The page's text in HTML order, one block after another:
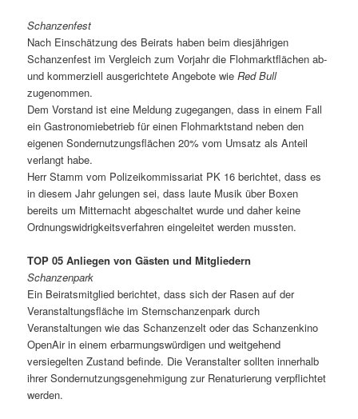
Schanzenfest
Nach Einschätzung des Beirats haben beim diesjährigen
Schanzenfest im Vergleich zum Vorjahr die Flohmarktflächen ab-
und kommerziell ausgerichtete Angebote wieRed Bull
zugenommen.
Dem Vorstand ist eine Meldung zugegangen, dass in einem Fall
ein Gastronomiebetrieb für einen Flohmarktstand neben den
eigenen Sondernutzungsflächen 20% vom Umsatz als Anteil
verlangt habe.
Herr Stamm vom Polizeikommissariat PK 16 berichtet, dass es
in diesem Jahr gelungen sei, dass laute Musik über Boxen
bereits um Mitternacht abgeschaltet wurde und daher keine
Ordnungswidrigkeitsverfahren eingeleitet werden mussten.
TOP 05 Anliegen von Gästen und Mitgliedern
Schanzenpark
Ein Beiratsmitglied berichtet, dass sich der Rasen auf der
Veranstaltungsfläche im Sternschanzenpark durch
Veranstaltungen wie das Schanzenzelt oder das Schanzenkino
OpenAir in einem erbarmungswürdigen und weitgehend
versiegelten Zustand befinde. Die Veranstalter sollten innerhalb
ihrer Sondernutzungsgenehmigung zur Renaturierung verpflichtet
werden.